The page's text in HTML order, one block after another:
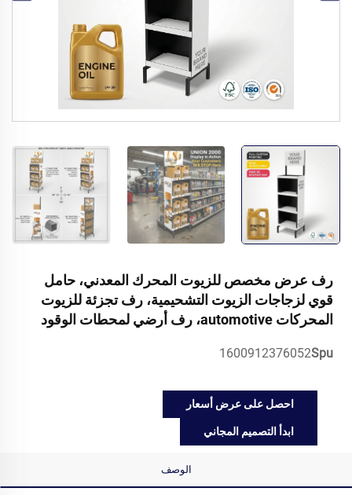
رف عرض مخصص للزيوت المحرك المعدني، حامل
قوي لزجاجات الزيوت التشحيمية، رف تجزئة للزيوت
المحركات automotive، رف أرضي لمحطات الوقود
Spu
1600912376052
احصل على عرض أسعار
ابدأ التصميم المجاني
الوصف